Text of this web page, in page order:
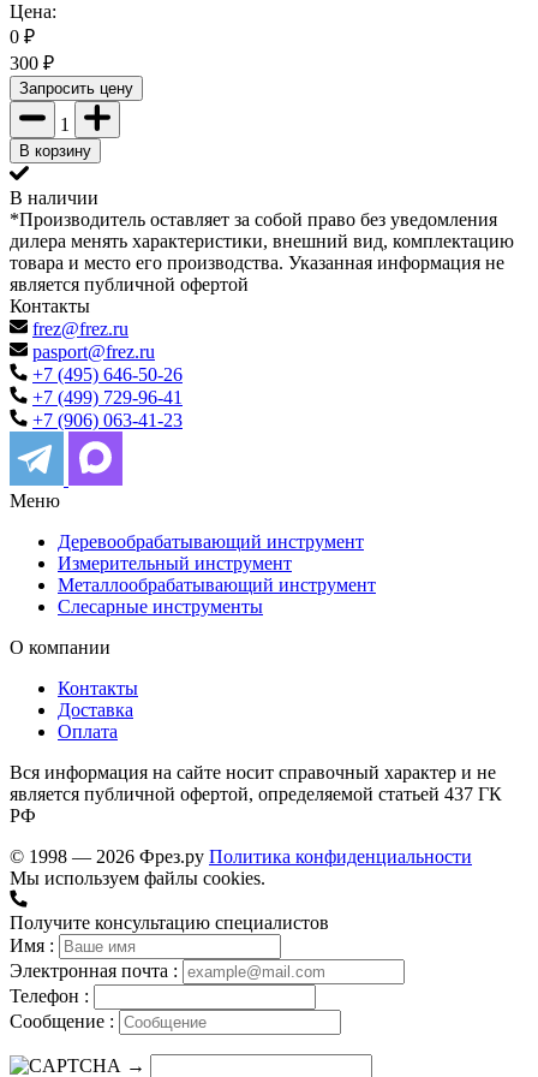
Цена:
0 ₽
300 ₽
Запросить цену
1
В корзину
В наличии
*Производитель оставляет за собой право без уведомления
дилера менять характеристики, внешний вид, комплектацию
товара и место его производства. Указанная информация не
является публичной офертой
Контакты
frez@frez.ru
pasport@frez.ru
+7 (495) 646-50-26
+7 (499) 729-96-41
+7 (906) 063-41-23
Меню
Деревообрабатывающий инструмент
Измерительный инструмент
Металлообрабатывающий инструмент
Слесарные инструменты
О компании
Контакты
Доставка
Оплата
Вся информация на сайте носит справочный характер и не
является публичной офертой, определяемой статьей 437 ГК
РФ
© 1998 — 2026 Фрез.ру Политика конфиденциальности
Мы используем файлы cookies.
Получите консультацию специалистов
Имя :
Электронная почта :
Телефон :
Сообщение :
→